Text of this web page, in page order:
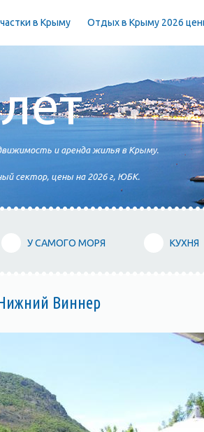
в Крыму Отдых в Крыму 2026
и аренда жилья в Крыму.
сектор, цены на 2026 г, ЮБК.
У САМОГО МОРЯ КУХНЯ
Виннер